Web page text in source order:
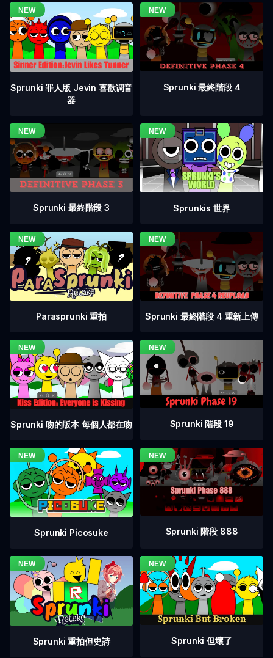
Sprunki 罪人版 Jevin 喜歡调音
器
Sprunki 最終階段 4
Sprunki 最終階段 3 Sprunkis 世界
Parasprunki 重拍 Sprunki 最終階段 4 重新上傳
Sprunki 吻的版本 每個人都在吻 Sprunki 階段 19
Sprunki Picosuke Sprunki 階段 888
Sprunki 重拍但史詩 Sprunki 但壞了